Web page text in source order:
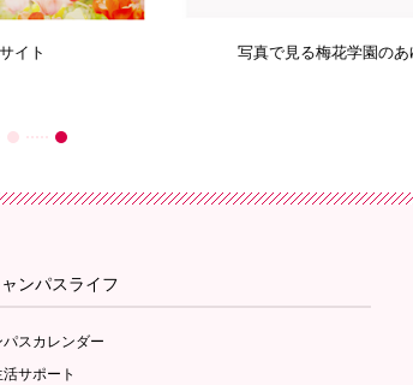
写真で見る梅花学園のあゆみ
ンパスライフ
パスカレンダー
サポート